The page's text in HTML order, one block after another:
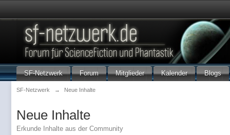
SF-Netzwerk Forum Mitglieder Kalender Blogs
SF-Netzwerk → Neue Inhalte
Neue Inhalte
Erkunde Inhalte aus der Community